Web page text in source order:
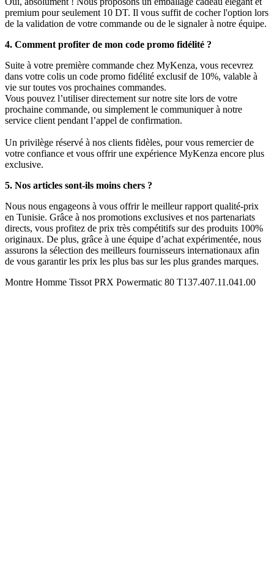
premium pour seulement 10 DT. Il vous suffit de cocher l'option lors
de la validation de votre commande ou de le signaler à notre équipe.
4. Comment profiter de mon code promo fidélité ?
Suite à votre première commande chez MyKenza, vous recevrez
dans votre colis un code promo fidélité exclusif de 10%, valable à
vie sur toutes vos prochaines commandes.
Vous pouvez l’utiliser directement sur notre site lors de votre
prochaine commande, ou simplement le communiquer à notre
service client pendant l’appel de confirmation.
Un privilège réservé à nos clients fidèles, pour vous remercier de
votre confiance et vous offrir une expérience MyKenza encore plus
exclusive.
5. Nos articles sont-ils moins chers ?
Nous nous engageons à vous offrir le meilleur rapport qualité-prix
en Tunisie. Grâce à nos promotions exclusives et nos partenariats
directs, vous profitez de prix très compétitifs sur des produits 100%
originaux. De plus, grâce à une équipe d’achat expérimentée, nous
assurons la sélection des meilleurs fournisseurs internationaux afin
de vous garantir les prix les plus bas sur les plus grandes marques.
Montre Homme Tissot PRX Powermatic 80 T137.407.11.041.00